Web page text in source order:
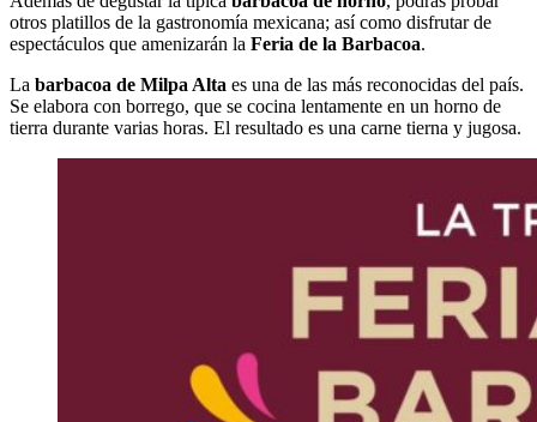
otros platillos de la gastronomía mexicana; así como disfrutar de
espectáculos que amenizarán la Feria de la Barbacoa.
La barbacoa de Milpa Alta es una de las más reconocidas del país.
Se elabora con borrego, que se cocina lentamente en un horno de
tierra durante varias horas. El resultado es una carne tierna y jugosa.